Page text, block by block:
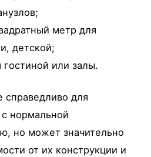
метр для
детской;
или залы.
для
нормальной
но может значительно
от их конструкции и